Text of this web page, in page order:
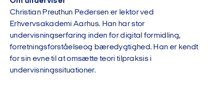
Christian Preuthun Pedersen er lektor ved
Erhvervsakademi Aarhus. Han har stor
undervisningserfaring inden for digital formidling,
forretningsforståelseog bæredygtighed. Han er kendt
for sin evne til at omsætte teori tilpraksis i
undervisningssituationer.